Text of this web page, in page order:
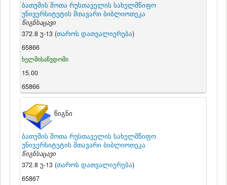
ბათუმის შოთა რუსთაველის სახელმწიფო
უნივერსიტეტის მთავარი ბიბლიოთეკა
წიგნსაცავი
372.8 უ-13 (თაროს დათვალიერება)
65866
ხელმისაწვდომი
15.00
65866
წიგნი
ბათუმის შოთა რუსთაველის სახელმწიფო
უნივერსიტეტის მთავარი ბიბლიოთეკა
წიგნსაცავი
372.8 უ-13 (თაროს დათვალიერება)
65867